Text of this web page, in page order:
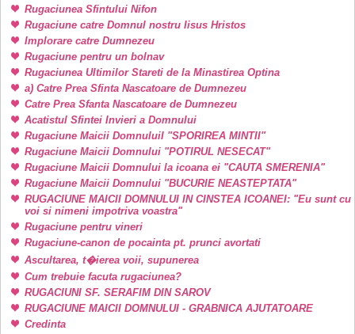
Rugaciunea Sfintului Nifon
Rugaciune catre Domnul nostru Iisus Hristos
Implorare catre Dumnezeu
Rugaciune pentru un bolnav
Rugaciunea Ultimilor Stareti de la Minastirea Optina
a) Catre Prea Sfinta Nascatoare de Dumnezeu
Catre Prea Sfanta Nascatoare de Dumnezeu
Acatistul Sfintei Invieri a Domnului
Rugaciune Maicii DomnuluiI "SPORIREA MINTII"
Rugaciune Maicii Domnului "POTIRUL NESECAT"
Rugaciune Maicii Domnului la icoana ei "CAUTA SMERENIA"
Rugaciune Maicii Domnului "BUCURIE NEASTEPTATA"
RUGACIUNE MAICII DOMNULUI IN CINSTEA ICOANEI: "Eu sunt cu
voi si nimeni impotriva voastra"
Rugaciune pentru vineri
Rugaciune-canon de pocainta pt. prunci avortati
Ascultarea, t�ierea voii, supunerea
Cum trebuie facuta rugaciunea?
RUGACIUNI SF. SERAFIM DIN SAROV
RUGACIUNE MAICII DOMNULUI - GRABNICA AJUTATOARE
Credinta